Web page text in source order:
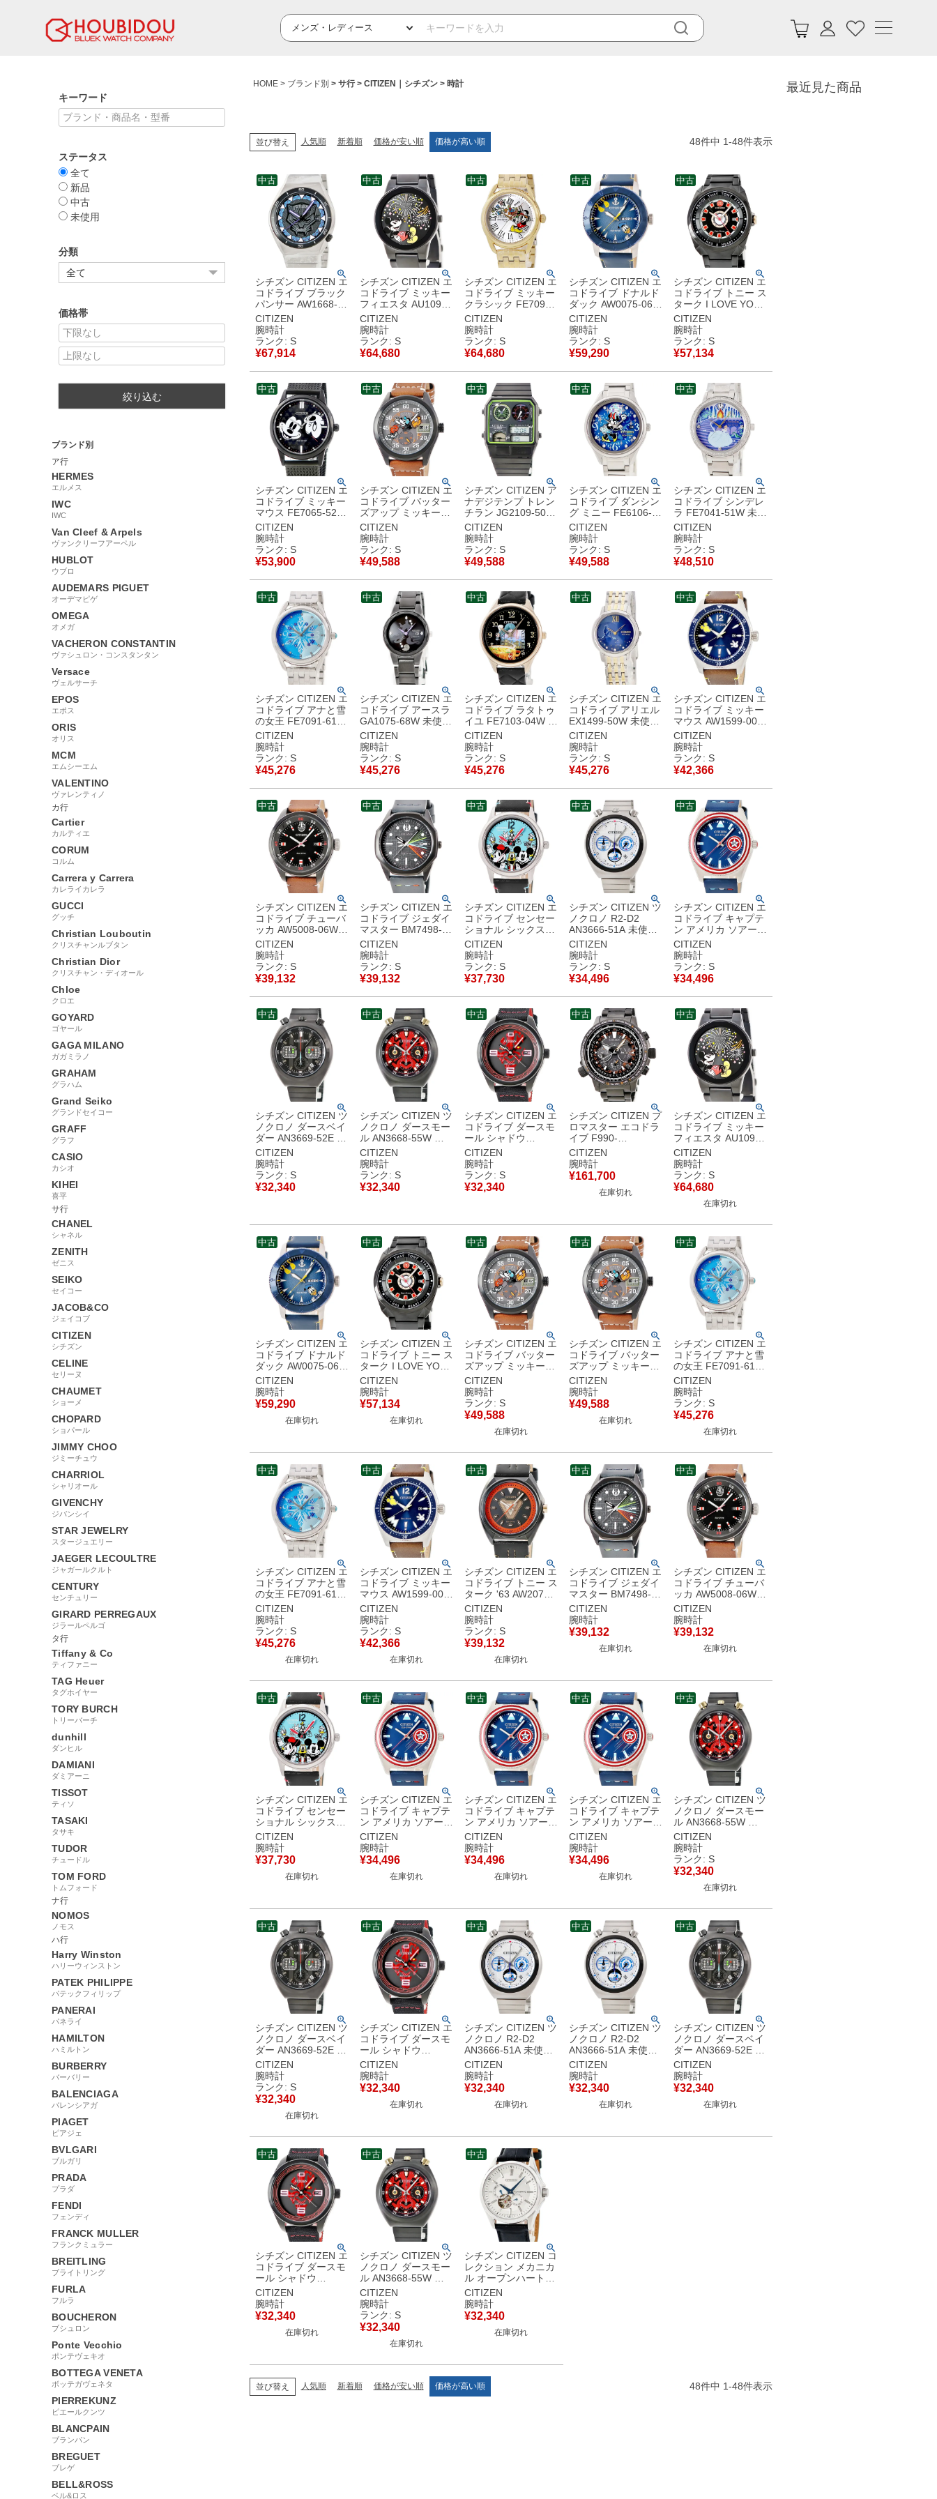
キーワード
ステータス
全て
新品
中古
未使用
分類
価格帯
絞り込む
ブランド別
ア行
HERMES
エルメス
IWC
IWC
Van Cleef & Arpels
ヴァンクリーフアーペル
HUBLOT
ウブロ
AUDEMARS PIGUET
オーデマピゲ
OMEGA
オメガ
VACHERON CONSTANTIN
ヴァシュロン・コンスタンタン
Versace
ヴェルサーチ
EPOS
エポス
ORIS
オリス
MCM
エムシーエム
VALENTINO
ヴァレンティノ
カ行
Cartier
カルティエ
CORUM
コルム
Carrera y Carrera
カレライカレラ
GUCCI
グッチ
Christian Louboutin
クリスチャンルブタン
Christian Dior
クリスチャン・ディオール
Chloe
クロエ
GOYARD
ゴヤール
GAGA MILANO
ガガミラノ
GRAHAM
グラハム
Grand Seiko
グランドセイコー
GRAFF
グラフ
CASIO
カシオ
KIHEI
喜平
サ行
CHANEL
シャネル
ZENITH
ゼニス
SEIKO
セイコー
JACOB&CO
ジェイコブ
CITIZEN
シチズン
CELINE
セリーヌ
CHAUMET
ショーメ
CHOPARD
ショパール
JIMMY CHOO
ジミーチュウ
CHARRIOL
シャリオール
GIVENCHY
ジバンシイ
STAR JEWELRY
スタージュエリー
JAEGER LECOULTRE
ジャガールクルト
CENTURY
センチュリー
GIRARD PERREGAUX
ジラールペルゴ
タ行
Tiffany & Co
ティファニー
TAG Heuer
タグホイヤー
TORY BURCH
トリーバーチ
dunhill
ダンヒル
DAMIANI
ダミアーニ
TISSOT
ティソ
TASAKI
タサキ
TUDOR
チュードル
TOM FORD
トムフォード
ナ行
NOMOS
ノモス
ハ行
Harry Winston
ハリーウィンストン
PATEK PHILIPPE
パテックフィリップ
PANERAI
パネライ
HAMILTON
ハミルトン
BURBERRY
バーバリー
BALENCIAGA
バレンシアガ
PIAGET
ピアジェ
BVLGARI
ブルガリ
PRADA
プラダ
FENDI
フェンディ
FRANCK MULLER
フランクミュラー
BREITLING
ブライトリング
FURLA
フルラ
BOUCHERON
ブシュロン
Ponte Vecchio
ポンテヴェキオ
BOTTEGA VENETA
ボッテガヴェネタ
PIERREKUNZ
ピエールクンツ
BLANCPAIN
ブランパン
BREGUET
ブレゲ
BELL&ROSS
ベル&ロス
HOME ブランド別 サ行 CITIZEN｜シチズン 時計
並び替え 人気順 新着順 価格が安い順 価格が高い順 48件中 1-48件表示
シチズン CITIZEN エ
コドライブ ブラック
パンサー AW1668-
50W 未使用 マーベ
ル コラボ デイト チ
タニウム メンズ 腕時
計クオーツ ブラック
【中古】未使用保管
品
CITIZEN
腕時計
ランク: S
¥67,914
中古
シチズン CITIZEN エ
コドライブ ミッキー
フィエスタ AU1095-
57W 未使用 ブラッ
ク ディズニー コラボ
デイト メンズ 腕時計
クオーツ ブラック
【中古】未使用保管
品
CITIZEN
腕時計
ランク: S
¥64,680
中古
シチズン CITIZEN エ
コドライブ ミッキー
クラシック FE7093-
57W 未使用 ローマ
ン ディズニー コラボ
レディース 腕時計ク
オーツ シルバー 【中
古】未使用保管品
CITIZEN
腕時計
ランク: S
¥64,680
中古
シチズン CITIZEN エ
コドライブ ドナルド
ダック AW0075-06W
未使用 ブルー ディズ
ニー コラボ デイデイ
ト メンズ 腕時計クオ
ーツ ブルー 【中古】
未使用保管品
CITIZEN
腕時計
ランク: S
¥59,290
中古
シチズン CITIZEN エ
コドライブ トニー ス
ターク I LOVE YOU
3000 AW1019-52W
未使用 アイアンマン
コラボ メンズ 腕時計
クオーツ ブラック
【中古】未使用保管
品
CITIZEN
腕時計
ランク: S
¥57,134
中古
シチズン CITIZEN エ
コドライブ ミッキー
マウス FE7065-52W
未使用 ブラック ディ
ズニー コラボ メンズ
レディース 腕時計ク
オーツ ブラック 【中
古】未使用保管品
CITIZEN
腕時計
ランク: S
¥53,900
中古
シチズン CITIZEN エ
コドライブ バッター
ズアップ ミッキー
BV1089-05W 未使用
ディズニー コラボ デ
イト メンズ 腕時計ク
オーツ グレー 【中
古】未使用保管品
CITIZEN
腕時計
ランク: S
¥49,588
中古
シチズン CITIZEN ア
ナデジテンプ トレン
チラン JG2109-50W
未使用 スターウォー
ズ コラボ デイデイト
メンズ 腕時計クオー
ツ ブラック 【中古】
未使用保管品
CITIZEN
腕時計
ランク: S
¥49,588
中古
シチズン CITIZEN エ
コドライブ ダンシン
グ ミニー FE6106-
52W 未使用 クリス
タル ディズニー コラ
ボ レディース 腕時計
クオーツ ブルー 【中
古】未使用保管品
CITIZEN
腕時計
ランク: S
¥49,588
中古
シチズン CITIZEN エ
コドライブ シンデレ
ラ FE7041-51W 未使
用 クリスタル ディズ
ニー プリンセス コラ
ボ レディース 腕時計
クオーツ ブルー 【中
古】未使用保管品
CITIZEN
腕時計
ランク: S
¥48,510
中古
シチズン CITIZEN エ
コドライブ アナと雪
の女王 FE7091-61W
未使用 ディズニー プ
リンセス コラボ レデ
ィース 腕時計クオー
ツ ブルー 【中古】未
使用保管品
CITIZEN
腕時計
ランク: S
¥45,276
中古
シチズン CITIZEN エ
コドライブ アースラ
GA1075-68W 未使用
クリスタル ディズニ
ー ヴィランズ コラボ
レディース 腕時計ク
オーツ ブラック 【中
古】未使用保管品
CITIZEN
腕時計
ランク: S
¥45,276
中古
シチズン CITIZEN エ
コドライブ ラタトゥ
イユ FE7103-04W 未
使用 レミーのおいし
いレストラン コラボ
レディース 腕時計ク
オーツ ブラック 【中
古】未使用保管品
CITIZEN
腕時計
ランク: S
¥45,276
中古
シチズン CITIZEN エ
コドライブ アリエル
EX1499-50W 未使用
純正ダイヤ ディズニ
ー プリンセス コラボ
レディース 腕時計ク
オーツ ブルー 【中
古】未使用保管品
CITIZEN
腕時計
ランク: S
¥45,276
中古
シチズン CITIZEN エ
コドライブ ミッキー
マウス AW1599-00W
未使用 ブルー ディズ
ニー コラボ デイト
メンズ 腕時計クオー
ツ ブルー 【中古】未
使用保管品
CITIZEN
腕時計
ランク: S
¥42,366
中古
シチズン CITIZEN エ
コドライブ チューバ
ッカ AW5008-06W
未使用 ブラック スタ
ーウォーズ コラボ デ
イト メンズ 腕時計ク
オーツ ブラック 【中
古】未使用保管品
CITIZEN
腕時計
ランク: S
¥39,132
中古
シチズン CITIZEN エ
コドライブ ジェダイ
マスター BM7498-
00W 未使用 黒 スタ
ーウォーズ コラボ デ
イト メンズ 腕時計ク
オーツ ブラック 【中
古】未使用保管品
CITIZEN
腕時計
ランク: S
¥39,132
中古
シチズン CITIZEN エ
コドライブ センセー
ショナル シックス
AW1235-06W 未使用
ディズニー コラボ メ
ンズ レディース 腕時
計クオーツ ブルー
【中古】未使用保管
品
CITIZEN
腕時計
ランク: S
¥37,730
中古
シチズン CITIZEN ツ
ノクロノ R2-D2
AN3666-51A 未使用
スターウォーズ コラ
ボ デイト スモールセ
コンド メンズ 腕時計
クオーツ シルバー
【中古】未使用保管
品
CITIZEN
腕時計
ランク: S
¥34,496
中古
シチズン CITIZEN エ
コドライブ キャプテ
ン アメリカ ソアーズ
AW1796-09W 未使用
ブルー マーベル コラ
ボ メンズ 腕時計クオ
ーツ ブルー 【中古】
未使用保管品
CITIZEN
腕時計
ランク: S
¥34,496
中古
シチズン CITIZEN ツ
ノクロノ ダースベイ
ダー AN3669-52E 未
使用 スターウォーズ
コラボ スモールセコ
ンド メンズ 腕時計ク
オーツ ブラック 【中
古】未使用保管品
CITIZEN
腕時計
ランク: S
¥32,340
中古
シチズン CITIZEN ツ
ノクロノ ダースモー
ル AN3668-55W 未
使用 スターウォーズ
コラボ スモールセコ
ンド メンズ 腕時計ク
オーツ レッド 【中
古】未使用保管品
CITIZEN
腕時計
ランク: S
¥32,340
中古
シチズン CITIZEN エ
コドライブ ダースモ
ール シャドウ
AW5006-01W 未使用
スターウォーズ コラ
ボ デイト メンズ 腕
時計クオーツ ブラッ
ク 【中古】未使用保
CITIZEN
腕時計
ランク: S
¥32,340
中古
シチズン CITIZEN プ
ロマスター エコドラ
イブ F990-
T025498/CC7015-
55E 新品同様 限定
クロノグラフ メンズ
腕時計クオーツ グレ
ー 【中古】
CITIZEN
腕時計
¥161,700
在庫切れ
中古
シチズン CITIZEN エ
コドライブ ミッキー
フィエスタ AU1095-
57W 未使用 ブラッ
ク ディズニー コラボ
デイト メンズ 腕時計
クオーツ ブラック
【中古】未使用保管
CITIZEN
腕時計
ランク: S
¥64,680
在庫切れ
中古
シチズン CITIZEN エ
コドライブ ドナルド
ダック AW0075-06W
未使用 ブルー ディズ
ニー コラボ デイデイ
ト メンズ 腕時計クオ
ーツ ブルー 【中古】
CITIZEN
腕時計
¥59,290
在庫切れ
中古
シチズン CITIZEN エ
コドライブ トニー ス
ターク I LOVE YOU
3000 AW1019-52W
未使用 アイアンマン
コラボ メンズ 腕時計
クオーツ ブラック
【中古】
CITIZEN
腕時計
¥57,134
在庫切れ
中古
シチズン CITIZEN エ
コドライブ バッター
ズアップ ミッキー
BV1089-05W 未使用
ディズニー コラボ デ
イト メンズ 腕時計ク
オーツ グレー 【中
古】未使用保管品
CITIZEN
腕時計
ランク: S
¥49,588
在庫切れ
中古
シチズン CITIZEN エ
コドライブ バッター
ズアップ ミッキー
BV1089-05W 未使用
ディズニー コラボ デ
イト メンズ 腕時計ク
オーツ グレー 【中
CITIZEN
腕時計
¥49,588
在庫切れ
中古
シチズン CITIZEN エ
コドライブ アナと雪
の女王 FE7091-61W
未使用 ディズニー プ
リンセス コラボ レデ
ィース 腕時計クオー
ツ ブルー 【中古】未
使用保管品
CITIZEN
腕時計
ランク: S
¥45,276
在庫切れ
中古
シチズン CITIZEN エ
コドライブ アナと雪
の女王 FE7091-61W
未使用 ディズニー プ
リンセス コラボ レデ
ィース 腕時計クオー
ツ ブルー 【中古】未
使用保管品
CITIZEN
腕時計
ランク: S
¥45,276
在庫切れ
中古
シチズン CITIZEN エ
コドライブ ミッキー
マウス AW1599-00W
未使用 ブルー ディズ
ニー コラボ デイト
メンズ 腕時計クオー
ツ ブルー 【中古】未
使用保管品
CITIZEN
腕時計
ランク: S
¥42,366
在庫切れ
中古
シチズン CITIZEN エ
コドライブ トニー ス
ターク '63 AW2075-
05W 未使用 ブラッ
ク アイアンマン コラ
ボ メンズ 腕時計クオ
ーツ ブラック 【中
古】未使用保管品
CITIZEN
腕時計
ランク: S
¥39,132
在庫切れ
中古
シチズン CITIZEN エ
コドライブ ジェダイ
マスター BM7498-
00W 未使用 黒 スタ
ーウォーズ コラボ デ
イト メンズ 腕時計ク
オーツ ブラック 【中
CITIZEN
腕時計
¥39,132
在庫切れ
中古
シチズン CITIZEN エ
コドライブ チューバ
ッカ AW5008-06W
未使用 ブラック スタ
ーウォーズ コラボ デ
イト メンズ 腕時計ク
オーツ ブラック 【中
CITIZEN
腕時計
¥39,132
在庫切れ
中古
シチズン CITIZEN エ
コドライブ センセー
ショナル シックス
AW1235-06W 未使用
ディズニー コラボ メ
ンズ レディース 腕時
計クオーツ ブルー
【中古】
CITIZEN
腕時計
¥37,730
在庫切れ
中古
シチズン CITIZEN エ
コドライブ キャプテ
ン アメリカ ソアーズ
AW1796-09W 未使用
ブルー マーベル コラ
ボ メンズ 腕時計クオ
ーツ ブルー 【中古】
CITIZEN
腕時計
¥34,496
在庫切れ
中古
シチズン CITIZEN エ
コドライブ キャプテ
ン アメリカ ソアーズ
AW1796-09W 未使用
ブルー マーベル コラ
ボ メンズ 腕時計クオ
ーツ ブルー 【中古】
CITIZEN
腕時計
¥34,496
在庫切れ
中古
シチズン CITIZEN エ
コドライブ キャプテ
ン アメリカ ソアーズ
AW1796-09W 未使用
ブルー マーベル コラ
ボ メンズ 腕時計クオ
ーツ ブルー 【中古】
CITIZEN
腕時計
¥34,496
在庫切れ
中古
シチズン CITIZEN ツ
ノクロノ ダースモー
ル AN3668-55W 未
使用 スターウォーズ
コラボ スモールセコ
ンド メンズ 腕時計ク
オーツ レッド 【中
古】未使用保管品
CITIZEN
腕時計
ランク: S
¥32,340
在庫切れ
中古
シチズン CITIZEN ツ
ノクロノ ダースベイ
ダー AN3669-52E 未
使用 スターウォーズ
コラボ スモールセコ
ンド メンズ 腕時計ク
オーツ ブラック 【中
古】未使用保管品
CITIZEN
腕時計
ランク: S
¥32,340
在庫切れ
中古
シチズン CITIZEN エ
コドライブ ダースモ
ール シャドウ
AW5006-01W 未使用
スターウォーズ コラ
ボ デイト メンズ 腕
時計クオーツ ブラッ
ク 【中古】
CITIZEN
腕時計
¥32,340
在庫切れ
中古
シチズン CITIZEN ツ
ノクロノ R2-D2
AN3666-51A 未使用
スターウォーズ コラ
ボ デイト スモールセ
コンド メンズ 腕時計
クオーツ シルバー
【中古】
CITIZEN
腕時計
¥32,340
在庫切れ
中古
シチズン CITIZEN ツ
ノクロノ R2-D2
AN3666-51A 未使用
スターウォーズ コラ
ボ デイト スモールセ
コンド メンズ 腕時計
クオーツ シルバー
【中古】
CITIZEN
腕時計
¥32,340
在庫切れ
中古
シチズン CITIZEN ツ
ノクロノ ダースベイ
ダー AN3669-52E 未
使用 スターウォーズ
コラボ スモールセコ
ンド メンズ 腕時計ク
オーツ ブラック 【中
CITIZEN
腕時計
¥32,340
在庫切れ
中古
シチズン CITIZEN エ
コドライブ ダースモ
ール シャドウ
AW5006-01W 未使用
スターウォーズ コラ
ボ デイト メンズ 腕
時計クオーツ ブラッ
ク 【中古】
CITIZEN
腕時計
¥32,340
在庫切れ
中古
シチズン CITIZEN ツ
ノクロノ ダースモー
ル AN3668-55W 未
使用 スターウォーズ
コラボ スモールセコ
ンド メンズ 腕時計ク
オーツ レッド 【中
古】未使用保管品
CITIZEN
腕時計
ランク: S
¥32,340
在庫切れ
中古
シチズン CITIZEN コ
レクション メカニカ
ル オープンハート
NP1011-08A OH済
スモールセコンド 青
針 メンズ 腕時計自動
巻き シルバー 【中
CITIZEN
腕時計
¥32,340
在庫切れ
中古
並び替え 人気順 新着順 価格が安い順 価格が高い順 48件中 1-48件表示
最近見た商品